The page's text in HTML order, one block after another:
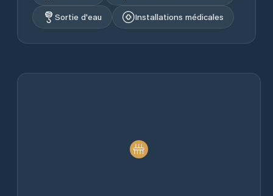
Sortie d'eau
Installations médicales